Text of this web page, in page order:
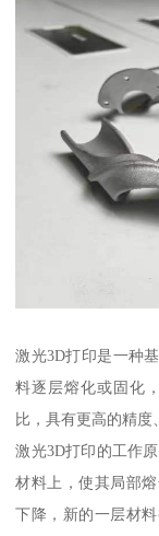
激光3D打印是一种
料逐层熔化或固化
比，具有更高的精度
激光3D打印的工作
材料上，使其局部
下降，新的一层材